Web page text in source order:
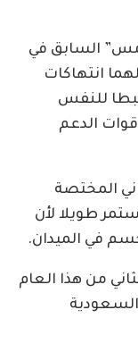
السابق في
انتهاكات
للنفس
قوات الدعم
المختصة
طويلا لأن
في الميدان.
من هذا العام
السعودية